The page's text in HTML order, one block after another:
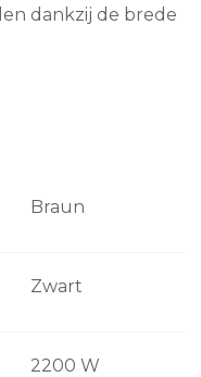
dankzij de brede
Braun
Zwart
2200 W